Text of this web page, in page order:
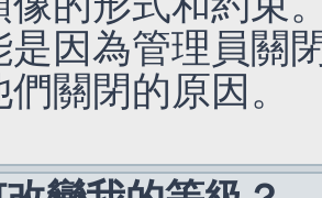
是因為管理員關
關閉的原因。